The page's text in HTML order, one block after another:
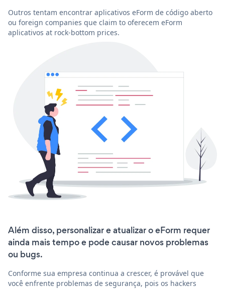
Outros tentam encontrar aplicativos eForm de código aberto
ou foreign companies que claim to oferecem eForm
aplicativos at rock-bottom prices.
Além disso, personalizar e atualizar o eForm requer
ainda mais tempo e pode causar novos problemas
ou bugs.
Conforme sua empresa continua a crescer, é provável que
você enfrente problemas de segurança, pois os hackers